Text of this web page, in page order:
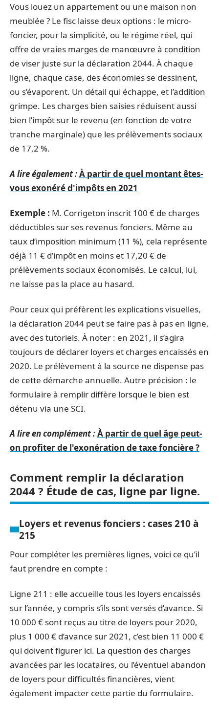
Vous louez un appartement ou une maison non
meublée ? Le fisc laisse deux options : le micro-
foncier, pour la simplicité, ou le régime réel, qui
offre de vraies marges de manœuvre à condition
de viser juste sur la déclaration 2044. À chaque
ligne, chaque case, des économies se dessinent,
ou s’évaporent. Un détail qui échappe, et l’addition
grimpe. Les charges bien saisies réduisent aussi
bien l’impôt sur le revenu (en fonction de votre
tranche marginale) que les prélèvements sociaux
de 17,2 %.
A lire également :À partir de quel montant êtes-
vous exonéré d'impôts en 2021
Exemple : M. Corrigeton inscrit 100 € de charges
déductibles sur ses revenus fonciers. Même au
taux d’imposition minimum (11 %), cela représente
déjà 11 € d’impôt en moins et 17,20 € de
prélèvements sociaux économisés. Le calcul, lui,
ne laisse pas la place au hasard.
Pour ceux qui préfèrent les explications visuelles,
la déclaration 2044 peut se faire pas à pas en ligne,
avec des tutoriels. À noter : en 2021, il s’agira
toujours de déclarer loyers et charges encaissés en
2020. Le prélèvement à la source ne dispense pas
de cette démarche annuelle. Autre précision : le
formulaire à remplir diffère lorsque le bien est
détenu via une SCI.
A lire en complément :À partir de quel âge peut-
on profiter de l'exonération de taxe foncière ?
Comment remplir la déclaration
2044 ? Étude de cas, ligne par ligne.
Loyers et revenus fonciers : cases 210 à
215
Pour compléter les premières lignes, voici ce qu’il
faut prendre en compte :
Ligne 211 : elle accueille tous les loyers encaissés
sur l’année, y compris s’ils sont versés d’avance. Si
10 000 € sont reçus au titre de loyers pour 2020,
plus 1 000 € d’avance sur 2021, c’est bien 11 000 €
qui doivent figurer ici. La question des charges
avancées par les locataires, ou l’éventuel abandon
de loyers pour difficultés financières, vient
également impacter cette partie du formulaire.